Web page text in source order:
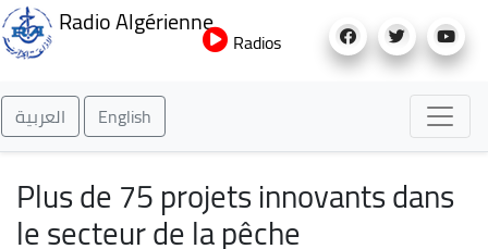
au
Radio Algérienne
Radios
العربية English
Plus de 75 projets innovants dans
le secteur de la pêche